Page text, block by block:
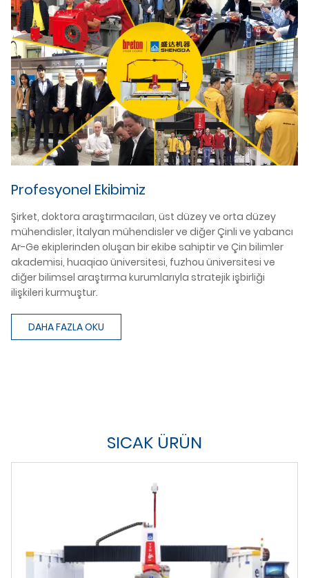
Profesyonel Ekibimiz
Şirket, doktora araştırmacıları, üst düzey ve orta düzey
mühendisler, İtalyan mühendisler ve diğer Çinli ve yabancı
Ar-Ge ekiplerinden oluşan bir ekibe sahiptir ve Çin bilimler
akademisi, huaqiao üniversitesi, fuzhou üniversitesi ve
diğer bilimsel araştırma kurumlarıyla stratejik işbirliği
ilişkileri kurmuştur.
DAHA FAZLA OKU
SICAK ÜRÜN